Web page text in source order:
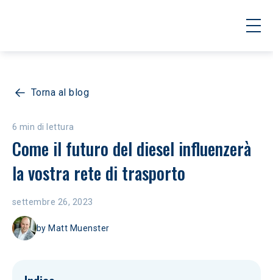
Torna al blog
6 min di lettura
Come il futuro del diesel influenzerà
la vostra rete di trasporto
settembre 26, 2023
by Matt Muenster